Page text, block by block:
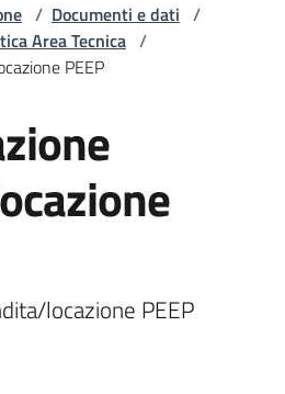
/ Documenti e dati /
Area Tecnica /
PEEP
locazione PEEP